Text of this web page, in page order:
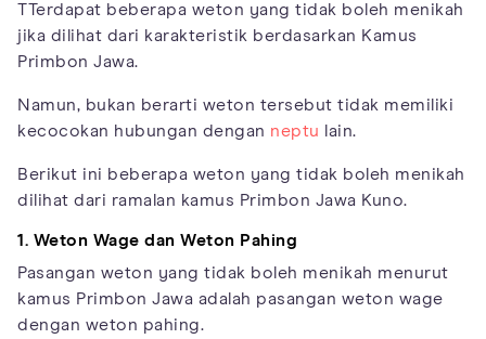
TTerdapat beberapa weton yang tidak boleh menikah
jika dilihat dari karakteristik berdasarkan Kamus
Primbon Jawa.
Namun, bukan berarti weton tersebut tidak memiliki
kecocokan hubungan dengan neptu lain.
Berikut ini beberapa weton yang tidak boleh menikah
dilihat dari ramalan kamus Primbon Jawa Kuno.
1. Weton Wage dan Weton Pahing
Pasangan weton yang tidak boleh menikah menurut
kamus Primbon Jawa adalah pasangan weton wage
dengan weton pahing.